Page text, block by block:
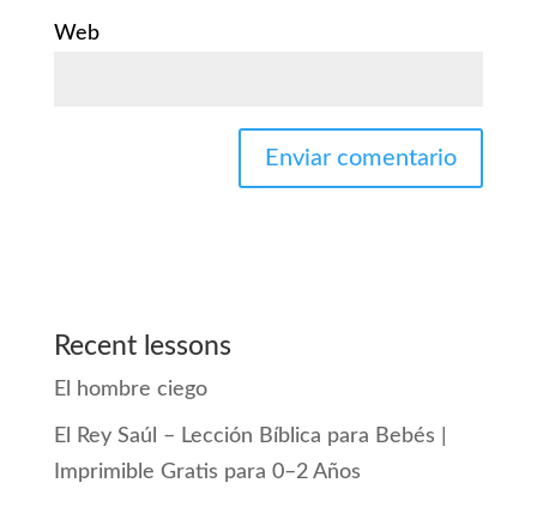
Web
Recent lessons
El hombre ciego
El Rey Saúl – Lección Bíblica para Bebés |
Imprimible Gratis para 0–2 Años